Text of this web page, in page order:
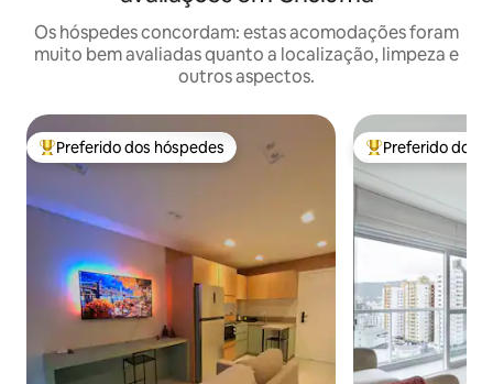
Os hóspedes concordam: estas acomodações foram
muito bem avaliadas quanto a localização, limpeza e
outros aspectos.
Entre os melhores preferidos dos hóspedes
Preferido dos hóspedes Entre os
Preferido dos